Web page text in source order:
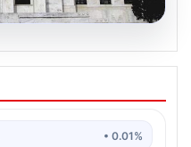
• 0.01%